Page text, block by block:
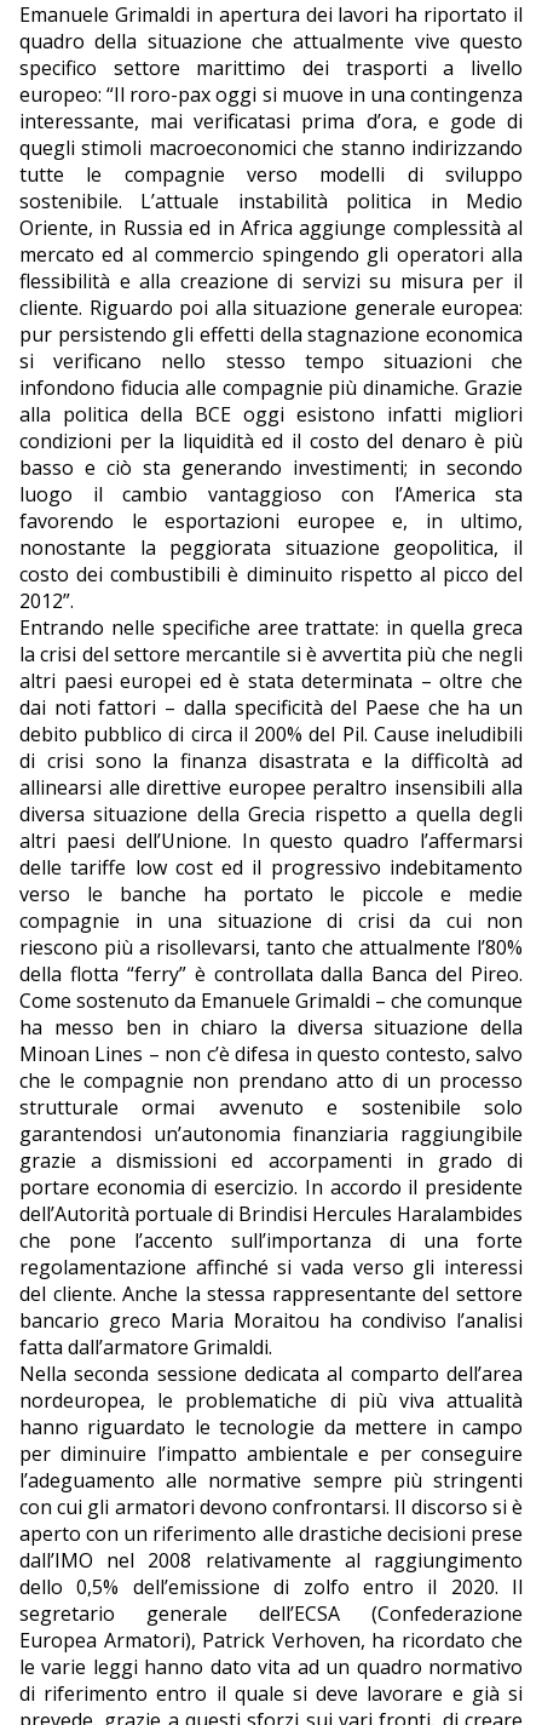
Emanuele Grimaldi in apertura dei lavori ha riportato il
quadro della situazione che attualmente vive questo
specifico settore marittimo dei trasporti a livello
europeo: “Il roro-pax oggi si muove in una contingenza
interessante, mai verificatasi prima d’ora, e gode di
quegli stimoli macroeconomici che stanno indirizzando
tutte le compagnie verso modelli di sviluppo
sostenibile. L’attuale instabilità politica in Medio
Oriente, in Russia ed in Africa aggiunge complessità al
mercato ed al commercio spingendo gli operatori alla
flessibilità e alla creazione di servizi su misura per il
cliente. Riguardo poi alla situazione generale europea:
pur persistendo gli effetti della stagnazione economica
si verificano nello stesso tempo situazioni che
infondono fiducia alle compagnie più dinamiche. Grazie
alla politica della BCE oggi esistono infatti migliori
condizioni per la liquidità ed il costo del denaro è più
basso e ciò sta generando investimenti; in secondo
luogo il cambio vantaggioso con l’America sta
favorendo le esportazioni europee e, in ultimo,
nonostante la peggiorata situazione geopolitica, il
costo dei combustibili è diminuito rispetto al picco del
2012”.
Entrando nelle specifiche aree trattate: in quella greca
la crisi del settore mercantile si è avvertita più che negli
altri paesi europei ed è stata determinata – oltre che
dai noti fattori – dalla specificità del Paese che ha un
debito pubblico di circa il 200% del Pil. Cause ineludibili
di crisi sono la finanza disastrata e la difficoltà ad
allinearsi alle direttive europee peraltro insensibili alla
diversa situazione della Grecia rispetto a quella degli
altri paesi dell’Unione. In questo quadro l’affermarsi
delle tariffe low cost ed il progressivo indebitamento
verso le banche ha portato le piccole e medie
compagnie in una situazione di crisi da cui non
riescono più a risollevarsi, tanto che attualmente l’80%
della flotta “ferry” è controllata dalla Banca del Pireo.
Come sostenuto da Emanuele Grimaldi – che comunque
ha messo ben in chiaro la diversa situazione della
Minoan Lines – non c’è difesa in questo contesto, salvo
che le compagnie non prendano atto di un processo
strutturale ormai avvenuto e sostenibile solo
garantendosi un’autonomia finanziaria raggiungibile
grazie a dismissioni ed accorpamenti in grado di
portare economia di esercizio. In accordo il presidente
dell’Autorità portuale di Brindisi Hercules Haralambides
che pone l’accento sull’importanza di una forte
regolamentazione affinché si vada verso gli interessi
del cliente. Anche la stessa rappresentante del settore
bancario greco Maria Moraitou ha condiviso l’analisi
fatta dall’armatore Grimaldi.
Nella seconda sessione dedicata al comparto dell’area
nordeuropea, le problematiche di più viva attualità
hanno riguardato le tecnologie da mettere in campo
per diminuire l’impatto ambientale e per conseguire
l’adeguamento alle normative sempre più stringenti
con cui gli armatori devono confrontarsi. Il discorso si è
aperto con un riferimento alle drastiche decisioni prese
dall’IMO nel 2008 relativamente al raggiungimento
dello 0,5% dell’emissione di zolfo entro il 2020. Il
segretario generale dell’ECSA (Confederazione
Europea Armatori), Patrick Verhoven, ha ricordato che
le varie leggi hanno dato vita ad un quadro normativo
di riferimento entro il quale si deve lavorare e già si